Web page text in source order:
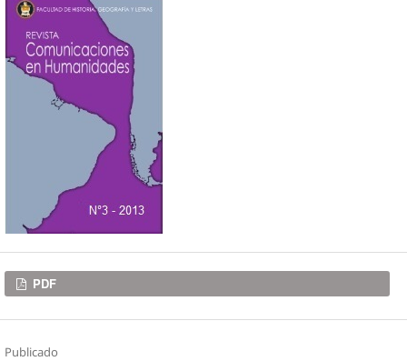
Descargas
PDF
Publicado